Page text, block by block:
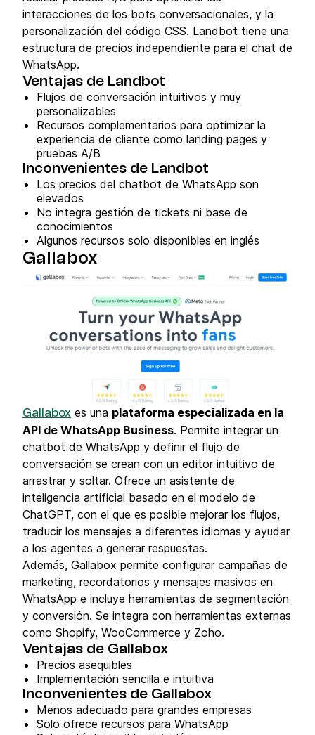
interacciones de los bots conversacionales, y la
personalización del código CSS. Landbot tiene una
estructura de precios independiente para el chat de
WhatsApp.
Ventajas de Landbot
Flujos de conversación intuitivos y muy
personalizables
Recursos complementarios para optimizar la
experiencia de cliente como landing pages y
pruebas A/B
Inconvenientes de Landbot
Los precios del chatbot de WhatsApp son
elevados
No integra gestión de tickets ni base de
conocimientos
Algunos recursos solo disponibles en inglés
Gallabox
Gallabox es una plataforma especializada en la
API de WhatsApp Business. Permite integrar un
chatbot de WhatsApp y definir el flujo de
conversación se crean con un editor intuitivo de
arrastrar y soltar. Ofrece un asistente de
inteligencia artificial basado en el modelo de
ChatGPT, con el que es posible mejorar los flujos,
traducir los mensajes a diferentes idiomas y ayudar
a los agentes a generar respuestas.
Además, Gallabox permite configurar campañas de
marketing, recordatorios y mensajes masivos en
WhatsApp e incluye herramientas de segmentación
y conversión. Se integra con herramientas externas
como Shopify, WooCommerce y Zoho.
Ventajas de Gallabox
Precios asequibles
Implementación sencilla e intuitiva
Inconvenientes de Gallabox
Menos adecuado para grandes empresas
Solo ofrece recursos para WhatsApp